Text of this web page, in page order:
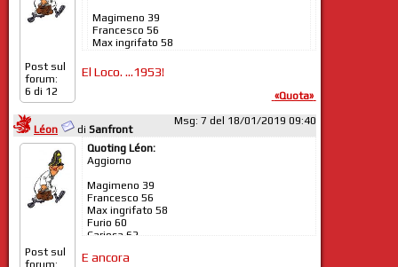
Post sul
forum:
6 di 12
Magimeno 39
Francesco 56
Max ingrifato 58
Carioca 62
Roby PG 63
Perugino rum audacia 64
Sollier 65
Giannivilla 65
Mandi 66
Pisa biancorossa 66
Karl 67
Fred 67
Grifo Milano 68
Ciaramicula 68
Leon 70
Perugia per sempre 57
Mainecoon 66
Slash 68
Grifo Memorie 68
ZaKo 69
Rocco PG 70
Grifo SSG 70
Sire 71
Paolobitta 71
Maspero 76
El Loco. ...1953!
«Quota»
Léon di Sanfront
Msg: 7 del 18/01/2019 09:40
Post sul
Quoting Léon:
Aggiorno
Magimeno 39
Francesco 56
Max ingrifato 58
Furio 60
Carioca 62
Roby 63
E ancora